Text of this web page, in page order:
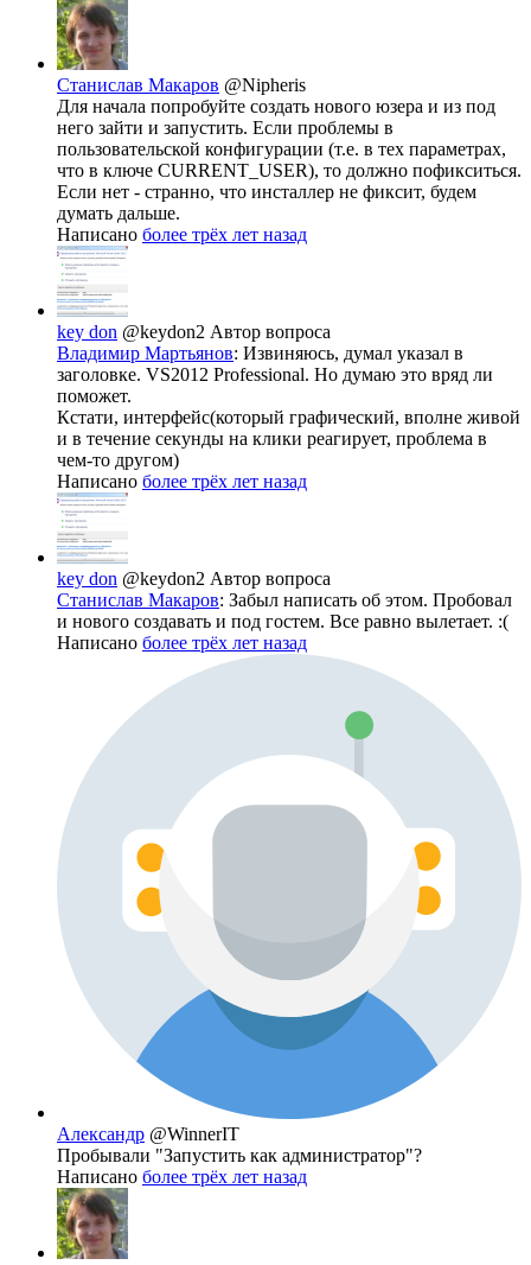
Станислав Макаров @Nipheris
Для начала попробуйте создать нового юзера и из под
него зайти и запустить. Если проблемы в
пользовательской конфигурации (т.е. в тех параметрах,
что в ключе CURRENT_USER), то должно пофикситься.
Если нет - странно, что инсталлер не фиксит, будем
думать дальше.
Написано более трёх лет назад
key don @keydon2 Автор вопроса
Владимир Мартьянов: Извиняюсь, думал указал в
заголовке. VS2012 Professional. Но думаю это вряд ли
поможет.
Кстати, интерфейс(который графический, вполне живой
и в течение секунды на клики реагирует, проблема в
чем-то другом)
Написано более трёх лет назад
key don @keydon2 Автор вопроса
Станислав Макаров: Забыл написать об этом. Пробовал
и нового создавать и под гостем. Все равно вылетает. :(
Написано более трёх лет назад
Aлександр @WinnerIT
Пробывали "Запустить как администратор"?
Написано более трёх лет назад